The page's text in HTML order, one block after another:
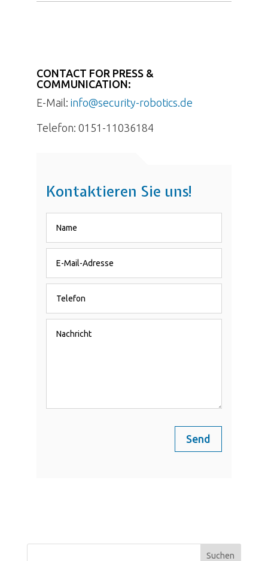
CONTACT FOR PRESS &
COMMUNICATION:
E-Mail: info@security-robotics.de
Telefon: 0151-11036184
Kontaktieren Sie uns!
Send
Suchen